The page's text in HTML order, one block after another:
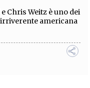
Chris Weitz è uno dei
americana